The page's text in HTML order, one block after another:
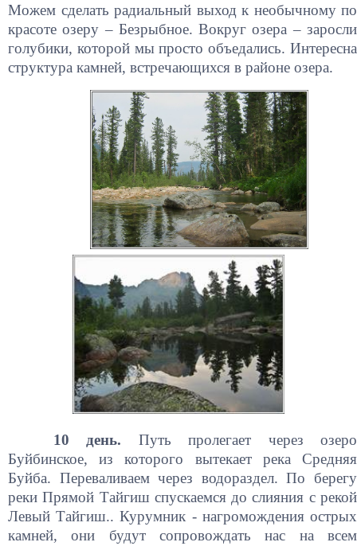
Можем сделать радиальный выход к необычному по
красоте озеру – Безрыбное. Вокруг озера – заросли
голубики, которой мы просто объедались. Интересна
структура камней, встречающихся в районе озера.
10 день. Путь пролегает через озеро
Буйбинское, из которого вытекает река Средняя
Буйба. Переваливаем через водораздел. По берегу
реки Прямой Тайгиш спускаемся до слияния с рекой
Левый Тайгиш.. Курумник - нагромождения острых
камней, они будут сопровождать нас на всем